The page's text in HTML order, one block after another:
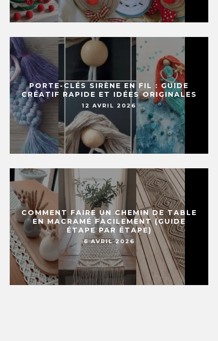
PORTE-CLÉS SIRÈNE EN FIL : GUIDE
CRÉATIF RAPIDE ET IDÉES ORIGINALES
12 AVRIL 2026
COMMENT FAIRE UN CHEMIN DE TABLE
EN MACRAMÉ FACILEMENT (GUIDE
ÉTAPE PAR ÉTAPE)
6 AVRIL 2026